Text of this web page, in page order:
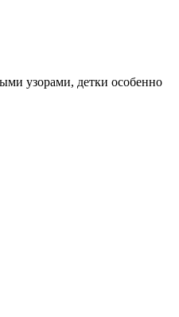
узорами, детки особенно